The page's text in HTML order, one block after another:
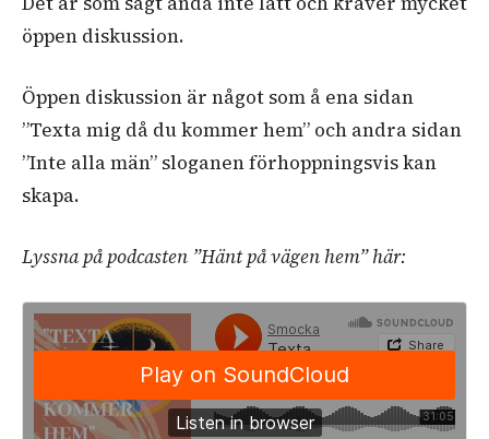
öppen diskussion.
Öppen diskussion är något som å ena sidan
”Texta mig då du kommer hem” och andra sidan
”Inte alla män” sloganen förhoppningsvis kan
skapa.
Lyssna på podcasten ”Hänt på vägen hem” här: